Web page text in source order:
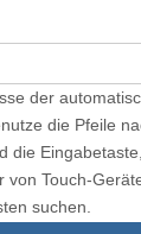
der
die Pfeile
die
von Touch-
suchen.